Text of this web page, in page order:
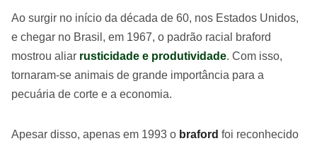
Ao surgir no início da década de 60, nos Estados Unidos,
e chegar no Brasil, em 1967, o padrão racial braford
mostrou aliar rusticidade e produtividade. Com isso,
tornaram-se animais de grande importância para a
pecuária de corte e a economia.
Apesar disso, apenas em 1993 o braford foi reconhecido